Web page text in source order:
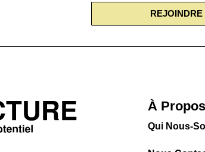
À Propos
Qui Nous-